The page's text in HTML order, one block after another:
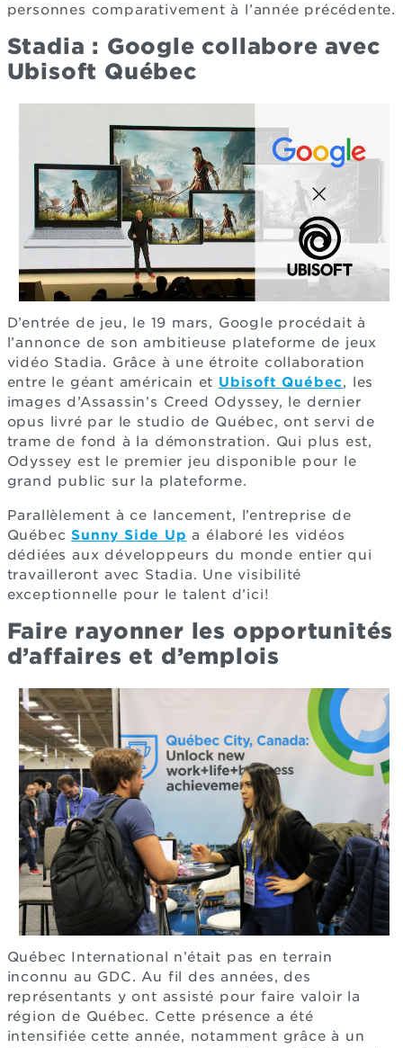
personnes comparativement à l’année précédente.
Stadia : Google collabore avec
Ubisoft Québec
D’entrée de jeu, le 19 mars, Google procédait à
l’annonce de son ambitieuse plateforme de jeux
vidéo Stadia. Grâce à une étroite collaboration
entre le géant américain et Ubisoft Québec, les
images d’Assassin’s Creed Odyssey, le dernier
opus livré par le studio de Québec, ont servi de
trame de fond à la démonstration. Qui plus est,
Odyssey est le premier jeu disponible pour le
grand public sur la plateforme.
Parallèlement à ce lancement, l’entreprise de
QuébecSunny Side Up a élaboré les vidéos
dédiées aux développeurs du monde entier qui
travailleront avec Stadia. Une visibilité
exceptionnelle pour le talent d’ici!
Faire rayonner les opportunités
d’affaires et d’emplois
Québec International n’était pas en terrain
inconnu au GDC. Au fil des années, des
représentants y ont assisté pour faire valoir la
région de Québec. Cette présence a été
intensifiée cette année, notamment grâce à un